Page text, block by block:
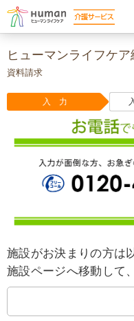
ヒューマンライフケア
資料請求
入 力
施設がお決まりの方は
施設ページへ移動して